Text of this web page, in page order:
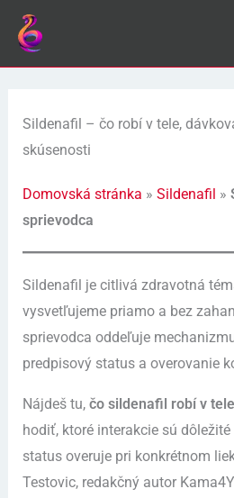
Preskočiť
obsah
Sildenafil – čo robí v tele,
skúsenosti
Domovská stránka » Sildenafil »
sprievodca
Sildenafil je citlivá zdravotná
vysvetľujeme priamo a bez
sprievodca oddeľuje
predpisový status a overovanie
Nájdeš tu, čo sildenafil robí v tele
hodiť, ktoré interakcie sú
status overuje pri konkrétnom
Testovic, redakčný autor